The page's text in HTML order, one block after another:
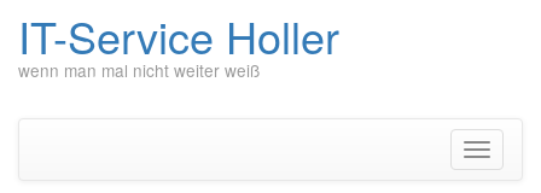
IT-Service Holler
wenn man mal nicht weiter weiß